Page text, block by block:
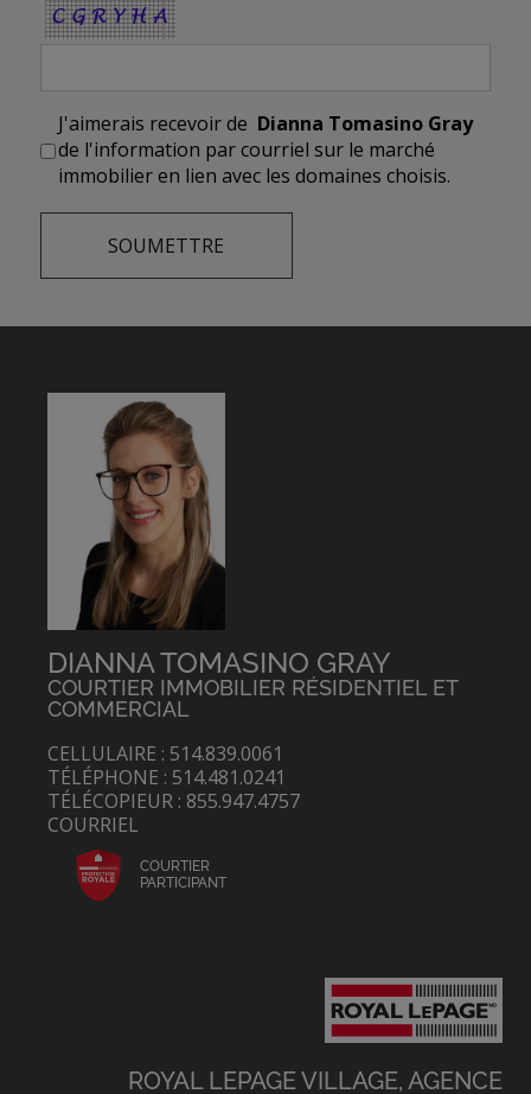
J'aimerais recevoir de Dianna Tomasino Gray
de l'information par courriel sur le marché
immobilier en lien avec les domaines choisis.
DIANNA TOMASINO GRAY
COURTIER IMMOBILIER RÉSIDENTIEL ET
COMMERCIAL
CELLULAIRE : 514.839.0061
TÉLÉPHONE : 514.481.0241
TÉLÉCOPIEUR : 855.947.4757
COURRIEL
COURTIER
PARTICIPANT
ROYAL LEPAGE VILLAGE, AGENCE